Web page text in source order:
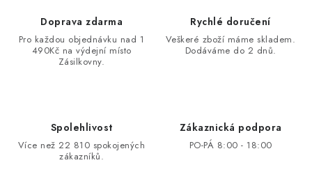
Doprava zdarma
Pro každou objednávku nad 1
490Kč na výdejní místo
Zásilkovny.
Rychlé doručení
Veškeré zboží máme skladem.
Dodáváme do 2 dnů.
Spolehlivost
Více než 22 810 spokojených
zákazníků.
Zákaznická podpora
PO-PÁ 8:00 - 18:00